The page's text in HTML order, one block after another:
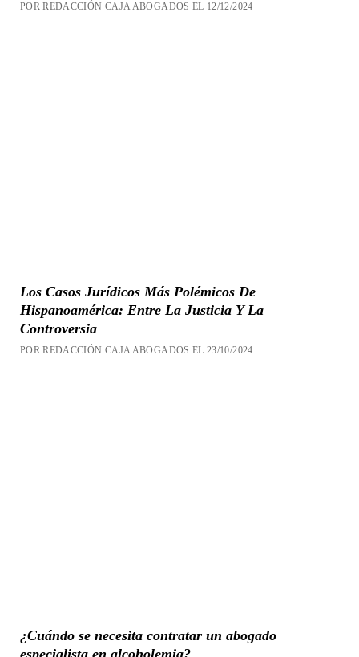
POR REDACCIÓN CAJA ABOGADOS EL 12/12/2024
Los Casos Jurídicos Más Polémicos De
Hispanoamérica: Entre La Justicia Y La
Controversia
POR REDACCIÓN CAJA ABOGADOS EL 23/10/2024
¿Cuándo se necesita contratar un abogado